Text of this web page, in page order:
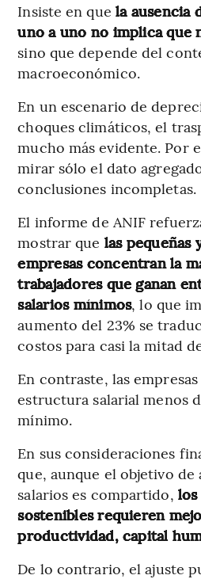
Insiste en que la ausencia
uno a uno no implica que
sino que depende del
macroeconómico.
En un escenario de
choques climáticos, el
mucho más evidente. Por
mirar sólo el dato
conclusiones incompletas.
El informe de ANIF
mostrar que las pequeñas
empresas concentran la
trabajadores que ganan
salarios mínimos, lo que
aumento del 23% se
costos para casi la mitad
En contraste, las
estructura salarial menos
mínimo.
En sus consideraciones
que, aunque el objetivo de
salarios es compartido,
sostenibles requieren
productividad, capital
De lo contrario, el ajuste